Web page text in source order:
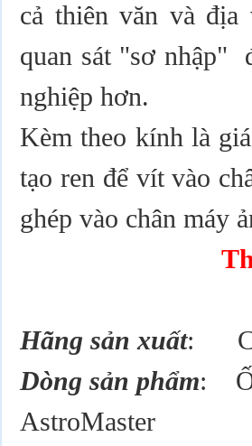
cả thiên văn và
quan sát "sơ nhập"
nghiệp hơn.
Kèm theo kính là
tạo ren để vít vào
ghép vào chân máy
Hãng sản xuất:
Dòng sản phẩm:
AstroMaster